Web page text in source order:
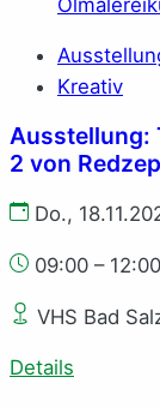
Kreativ
Ausstellung:
2 von
Do.,
09:00 –
VHS Bad
Details